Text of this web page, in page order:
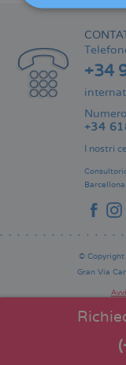
+34
+34
I nostri
Barcellona.
© Copyright
Gran Via
de